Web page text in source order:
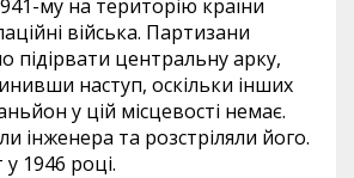
му на територію країни
війська. Партизани
підірвати центральну арку,
наступ, оскільки інших
у цій місцевості немає.
інженера та розстріляли його.
1946 році.